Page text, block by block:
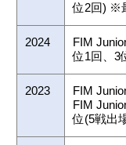
位2回) ※
2024
FIM
位1回、3
2023
FIM
FIM
位(5戦出